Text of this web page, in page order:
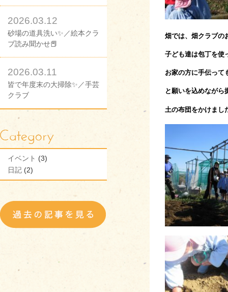
2026.03.12
砂場の道具洗い✨／絵本クラ
ブ読み聞かせ📕
2026.03.11
皆で年度末の大掃除✨／手芸
クラブ
イベント (3)
日記 (2)
畑では、畑クラブの
子ども達は包丁を使
お家の方に手伝って
と願いを込めながら
土の布団をかけまし